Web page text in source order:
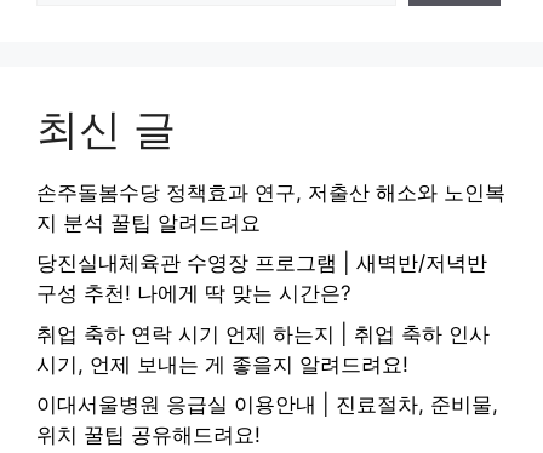
최신 글
손주돌봄수당 정책효과 연구, 저출산 해소와 노인복
지 분석 꿀팁 알려드려요
당진실내체육관 수영장 프로그램 | 새벽반/저녁반
구성 추천! 나에게 딱 맞는 시간은?
취업 축하 연락 시기 언제 하는지 | 취업 축하 인사
시기, 언제 보내는 게 좋을지 알려드려요!
이대서울병원 응급실 이용안내 | 진료절차, 준비물,
위치 꿀팁 공유해드려요!